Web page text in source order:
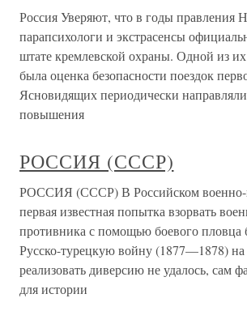
Россия Уверяют, что в годы правления
парапсихологи и экстрасенсы
штате кремлевской охраны. Одной из их
была оценка безопасности поездок
Ясновидящих периодически
повышения
РОССИЯ (СССР)
РОССИЯ (СССР) В Российском военно-
первая известная попытка взорвать
противника с помощью боевого пловца
Русско-турецкую войну (1877—1878)
реализовать диверсию не удалось, сам
для истории